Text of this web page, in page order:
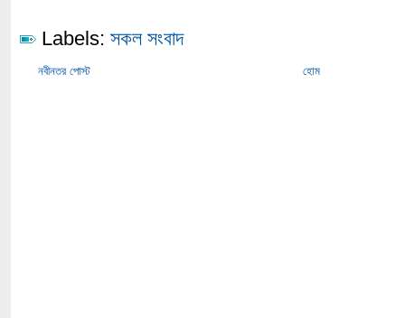
Labels: সকল সংবাদ
নবীনতর পোস্ট হোম